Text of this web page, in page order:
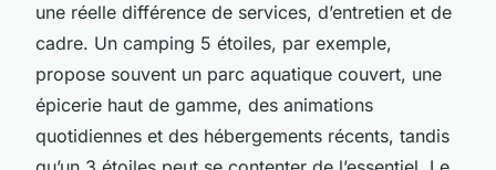
une réelle différence de services, d’entretien et de
cadre. Un camping 5 étoiles, par exemple,
propose souvent un parc aquatique couvert, une
épicerie haut de gamme, des animations
quotidiennes et des hébergements récents, tandis